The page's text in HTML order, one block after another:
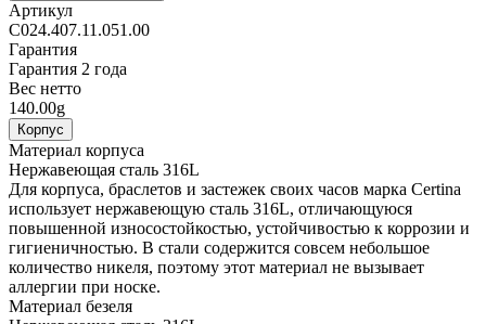
Артикул
C024.407.11.051.00
Гарантия
Гарантия 2 года
Вес нетто
140.00g
Корпус
Материал корпуса
Нержавеющая сталь 316L
Для корпуса, браслетов и застежек своих часов марка Certina
использует нержавеющую сталь 316L, отличающуюся
повышенной износостойкостью, устойчивостью к коррозии и
гигиеничностью. В стали содержится совсем небольшое
количество никеля, поэтому этот материал не вызывает
аллергии при носке.
Материал безеля